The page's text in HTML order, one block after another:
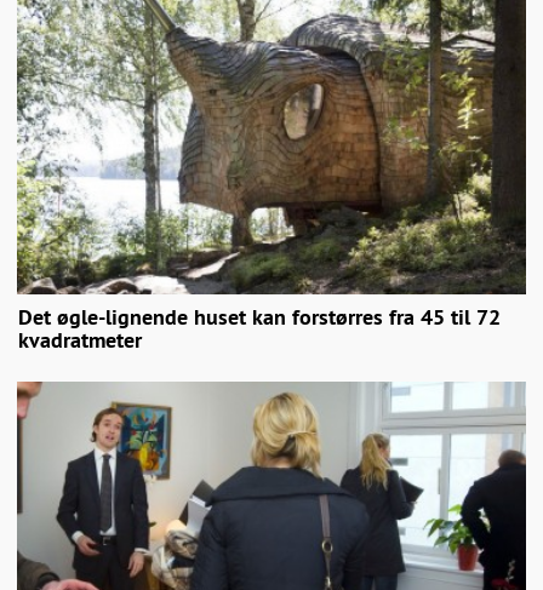
Det øgle-lignende huset kan forstørres fra 45 til 72
kvadratmeter